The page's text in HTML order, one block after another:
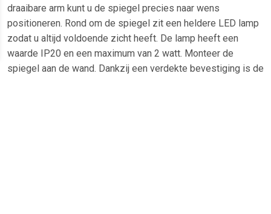
draaibare arm kunt u de spiegel precies naar wens
positioneren. Rond om de spiegel zit een heldere LED lamp
zodat u altijd voldoende zicht heeft. De lamp heeft een
waarde IP20 en een maximum van 2 watt. Monteer de
spiegel aan de wand. Dankzij een verdekte bevestiging is de